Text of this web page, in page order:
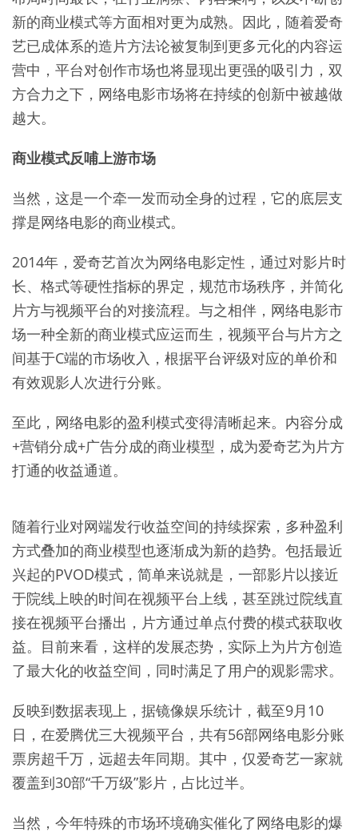
新的商业模式等方面相对更为成熟。因此，随着爱奇
艺已成体系的造片方法论被复制到更多元化的内容运
营中，平台对创作市场也将显现出更强的吸引力，双
方合力之下，网络电影市场将在持续的创新中被越做
越大。
商业模式反哺上游市场
当然，这是一个牵一发而动全身的过程，它的底层支
撑是网络电影的商业模式。
2014年，爱奇艺首次为网络电影定性，通过对影片时
长、格式等硬性指标的界定，规范市场秩序，并简化
片方与视频平台的对接流程。与之相伴，网络电影市
场一种全新的商业模式应运而生，视频平台与片方之
间基于C端的市场收入，根据平台评级对应的单价和
有效观影人次进行分账。
至此，网络电影的盈利模式变得清晰起来。内容分成
+营销分成+广告分成的商业模型，成为爱奇艺为片方
打通的收益通道。
随着行业对网端发行收益空间的持续探索，多种盈利
方式叠加的商业模型也逐渐成为新的趋势。包括最近
兴起的PVOD模式，简单来说就是，一部影片以接近
于院线上映的时间在视频平台上线，甚至跳过院线直
接在视频平台播出，片方通过单点付费的模式获取收
益。目前来看，这样的发展态势，实际上为片方创造
了最大化的收益空间，同时满足了用户的观影需求。
反映到数据表现上，据镜像娱乐统计，截至9月10
日，在爱腾优三大视频平台，共有56部网络电影分账
票房超千万，远超去年同期。其中，仅爱奇艺一家就
覆盖到30部“千万级”影片，占比过半。
当然，今年特殊的市场环境确实催化了网络电影的爆